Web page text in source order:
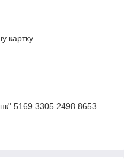
картку
5169 3305 2498 8653